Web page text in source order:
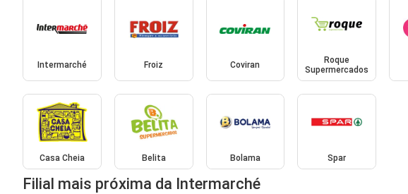
Intermarché Froiz Coviran
Roque
Supermercados
Casa Cheia Belita Bolama Spar
Filial mais próxima da Intermarché